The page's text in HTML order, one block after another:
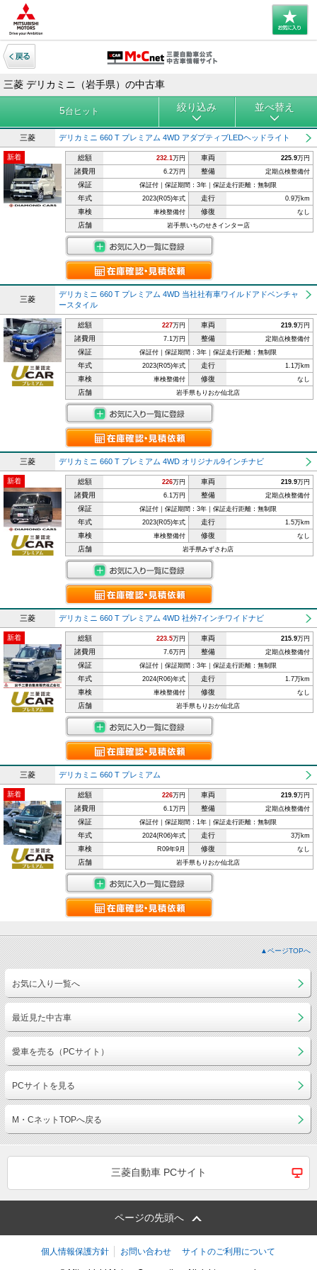
三菱 デリカミニ（岩手県）の中古車
5台ヒット 絞り込み 並べ替え
三菱 デリカミニ 660 T プレミアム 4WD アダプティブLEDヘッドライト
新着 総額 232.1万円 車両 225.9万円
諸費用 6.2万円 整備 定期点検整備付
保証 保証付｜保証期間：3年｜保証走行距離：無制限
年式 2023(R05)年式 走行 0.9万km
車検 車検整備付 修復 なし
店舗 岩手県いちのせきインター店
三菱
デリカミニ 660 T プレミアム 4WD 当社社有車ワイルドアドベンチャ
ースタイル
総額 227万円 車両 219.9万円
諸費用 7.1万円 整備 定期点検整備付
保証 保証付｜保証期間：3年｜保証走行距離：無制限
年式 2023(R05)年式 走行 1.1万km
車検 車検整備付 修復 なし
店舗 岩手県もりおか仙北店
三菱 デリカミニ 660 T プレミアム 4WD オリジナル9インチナビ
新着 総額 226万円 車両 219.9万円
諸費用 6.1万円 整備 定期点検整備付
保証 保証付｜保証期間：3年｜保証走行距離：無制限
年式 2023(R05)年式 走行 1.5万km
車検 車検整備付 修復 なし
店舗 岩手県みずさわ店
三菱 デリカミニ 660 T プレミアム 4WD 社外7インチワイドナビ
新着 総額 223.5万円 車両 215.9万円
諸費用 7.6万円 整備 定期点検整備付
保証 保証付｜保証期間：3年｜保証走行距離：無制限
年式 2024(R06)年式 走行 1.7万km
車検 車検整備付 修復 なし
店舗 岩手県もりおか仙北店
三菱 デリカミニ 660 T プレミアム
新着 総額 226万円 車両 219.9万円
諸費用 6.1万円 整備 定期点検整備付
保証 保証付｜保証期間：1年｜保証走行距離：無制限
年式 2024(R06)年式 走行 3万km
車検 R09年9月 修復 なし
店舗 岩手県もりおか仙北店
▲ページTOPへ
お気に入り一覧へ
最近見た中古車
愛車を売る（PCサイト）
PCサイトを見る
M・CネットTOPへ戻る
三菱自動車 PCサイト
ページの先頭へ
個人情報保護方針 お問い合わせ サイトのご利用について